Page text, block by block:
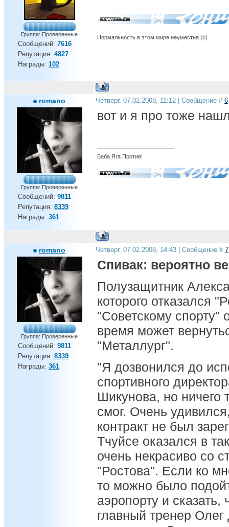
Группа: Проверенные
Сообщений: 7616
Репутация: 4827
Награды: 102
Нормальность в этом мире неуместна (с)
romano
Группа: Проверенные
Сообщений: 9811
Репутация: 8339
Награды: 361
Четверг, 07.02.2008, 11:12 | Сообщение # 6
вот и я про тоже
Баба Яга Против!
romano
Группа: Проверенные
Сообщений: 9811
Репутация: 8339
Награды: 361
Четверг, 07.02.2008, 14:43 | Сообщение # 7
Спивак: вероятно
Полузащитник
которого отказался
"Советскому спорту"
время может
"Металлург".
"Я дозвонился до
спортивного
Шикунова, но ничего
смог. Очень
контракт не был
Тчуйсе оказался в
очень некрасиво со
"Ростова". Если ко
то можно было
аэропорту и
главный тренер